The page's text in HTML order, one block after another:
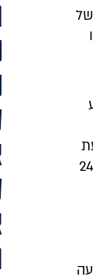
ואוהבת. 95% מתלמידי העיר יצאו עם משפחותיהן מחוץ לשדרות. רק שניים מתוך 24